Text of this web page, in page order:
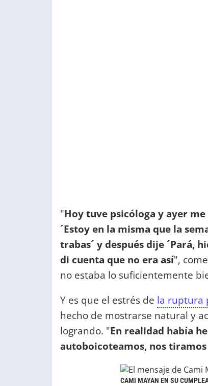
"Hoy tuve psicóloga y ayer
´Estoy en la misma que la
trabas´ y después dije ´Pará,
di cuenta que no era así",
no estaba lo suficientemente
Y es que el estrés de la ruptura
hecho de mostrarse natural y
logrando. "En realidad había
autoboicoteamos, nos
CAMI MAYAN EN SU